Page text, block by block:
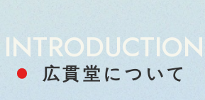
INTRODUCTION
広貫堂について